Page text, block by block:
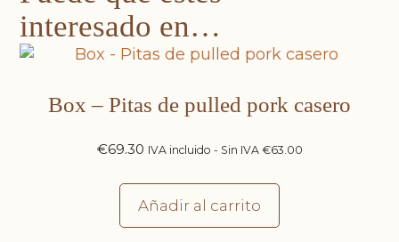
interesado en…
Box – Pitas de pulled pork casero
€69.30 IVA incluido - Sin IVA €63.00
Añadir al carrito